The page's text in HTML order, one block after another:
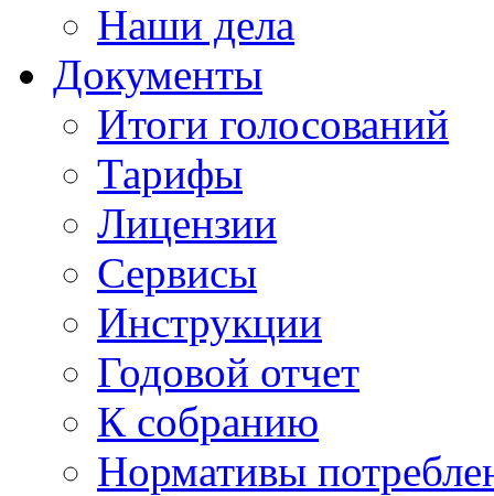
Наши дела
Документы
Итоги голосований
Тарифы
Лицензии
Сервисы
Инструкции
Годовой отчет
К собранию
Нормативы